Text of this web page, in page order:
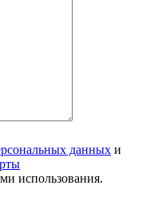
данных и
использования.